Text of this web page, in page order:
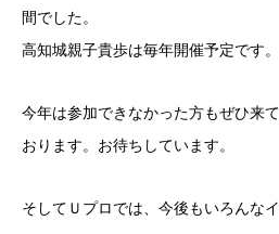
間でした。
高知城親子貴歩は毎年開催予定です。
今年は参加できなかった方もぜひ来
おります。お待ちしています。
そしてＵプロでは、今後もいろんな